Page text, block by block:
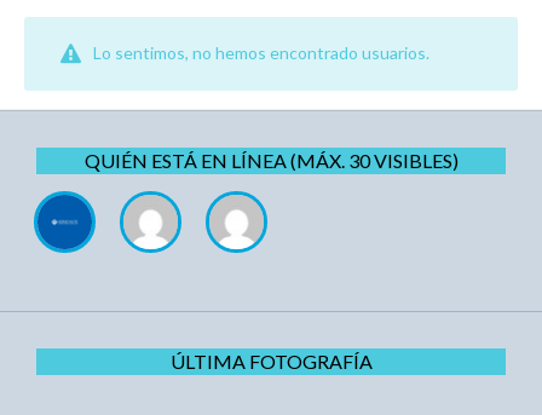
Lo sentimos, no hemos encontrado usuarios.
QUIÉN ESTÁ EN LÍNEA (MÁX. 30 VISIBLES)
ÚLTIMA FOTOGRAFÍA